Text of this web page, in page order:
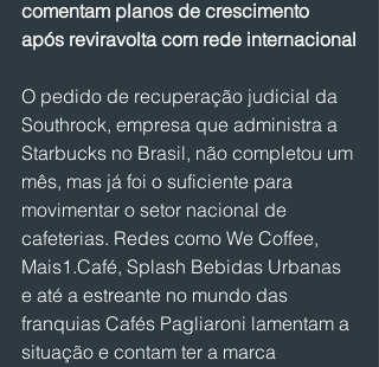
comentam planos de crescimento
após reviravolta com rede internacional
O pedido de recuperação judicial da
Southrock, empresa que administra a
Starbucks no Brasil, não completou um
mês, mas já foi o suficiente para
movimentar o setor nacional de
cafeterias. Redes como We Coffee,
Mais1.Café, Splash Bebidas Urbanas
e até a estreante no mundo das
franquias Cafés Pagliaroni lamentam a
situação e contam ter a marca